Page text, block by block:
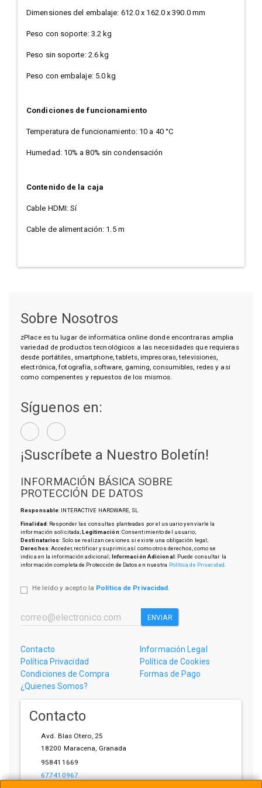
Dimensiones del embalaje: 612.0 x 162.0 x 390.0 mm
Peso con soporte: 3.2 kg
Peso sin soporte: 2.6 kg
Peso con embalaje: 5.0 kg
Condiciones de funcionamiento
Temperatura de funcionamiento: 10 a 40 °C
Humedad: 10% a 80% sin condensación
Contenido de la caja
Cable HDMI: Sí
Cable de alimentación: 1.5 m
Sobre Nosotros
zPlace es tu lugar de informática online donde encontraras amplia
variedad de productos tecnológicos a las necesidades que requieras
desde portátiles, smartphone, tablets, impresoras, televisiones,
electrónica, fotografía, software, gaming, consumibles, redes y asi
como compenentes y repuestos de los mismos.
Síguenos en:
¡Suscríbete a Nuestro Boletín!
INFORMACIÓN BÁSICA SOBRE
PROTECCIÓN DE DATOS
Responsable: INTERACTIVE HARDWARE, SL
Finalidad: Responder las consultas planteadas por el usuario y enviarle la
información solicitada;Legitimación: Consentimiento del usuario;
Destinatarios: Solo se realizan cesiones si existe una obligación legal;
Derechos: Acceder, rectificar y suprimir, así como otros derechos, como se
indica en la información adicional; Información Adicional: Puede consultar la
información completa de Protección de Datos en nuestra Política de Privacidad
He leído y acepto la Política de Privacidad.
ENVIAR
Contacto
Información Legal
Política Privacidad
Política de Cookies
Condiciones de Compra
Formas de Pago
¿Quienes Somos?
Contacto
Avd. Blas Otero, 25
18200 Maracena, Granada
958411669
677410967